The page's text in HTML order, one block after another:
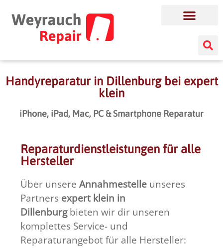
Handyreparatur in Dillenburg bei expert
klein
iPhone, iPad, Mac, PC & Smartphone Reparatur
Reparaturdienstleistungen für alle
Hersteller
Über unsereAnnahmestelle unseres
Partners expert klein in
Dillenburgbieten wir dir unseren
komplettes Service- und
Reparaturangebot für alle Hersteller: